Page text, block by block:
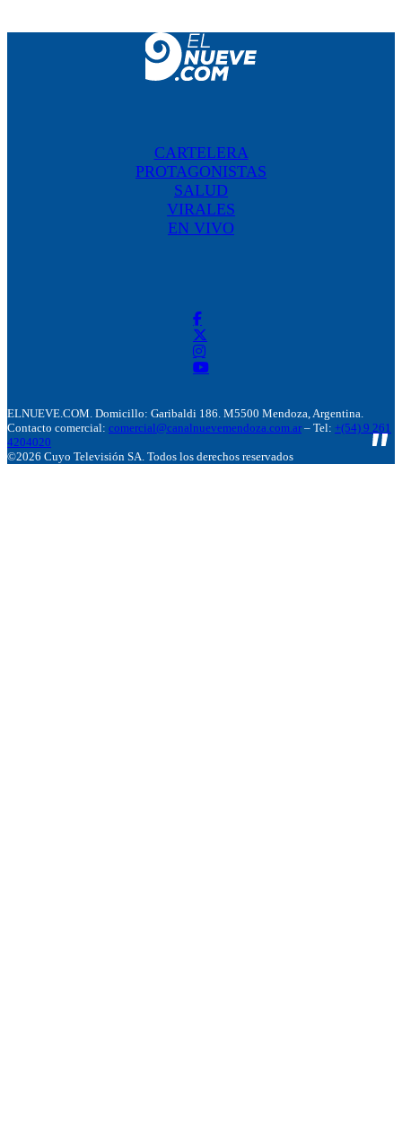
CARTELERA
PROTAGONISTAS
SALUD
VIRALES
EN VIVO
ELNUEVE.COM. Domicillo: Garibaldi 186. M5500 Mendoza, Argentina.
Contacto comercial: comercial@canalnuevemendoza.com.ar – Tel: +(54) 9 261
4204020
©2026 Cuyo Televisión SA. Todos los derechos reservados